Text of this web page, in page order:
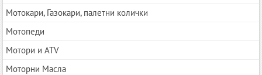
Мотокари, Газокари, палетни колички
Мотопеди
Мотори и ATV
Моторни Масла